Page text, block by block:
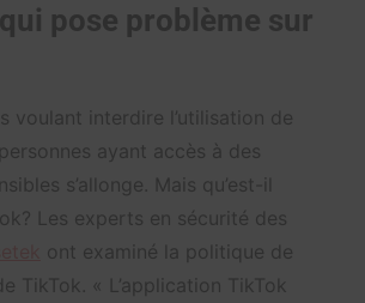
pose problème sur
voulant interdire l’utilisation de
ayant accès à des
s’allonge. Mais qu’est-il
Les experts en sécurité des
ont examiné la politique de
TikTok. « L’application TikTok